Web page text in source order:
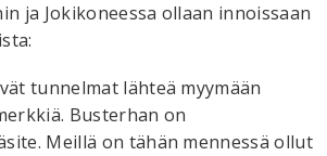
ja Jokikoneessa ollaan innoissaan
tunnelmat lähteä myymään
Busterhan on
Meillä on tähän mennessä ollut